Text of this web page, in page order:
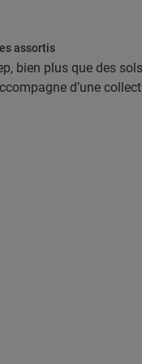
assortis
bien plus que des
d’une
parmi lesquels des